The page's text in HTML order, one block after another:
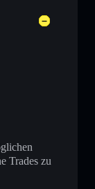
Trades zu